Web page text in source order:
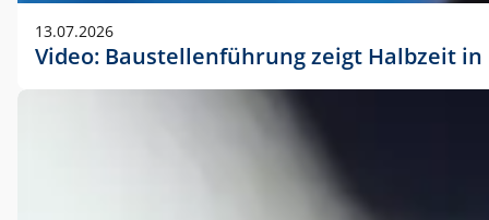
13.07.2026
Video: Baustellenführung zeigt Halbzeit